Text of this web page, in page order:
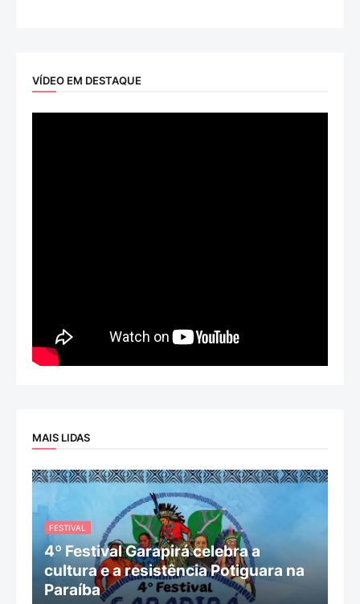
VÍDEO EM DESTAQUE
MAIS LIDAS
FESTIVAL
4º Festival Garapirá celebra a
cultura e a resistência Potiguara na
Paraíba